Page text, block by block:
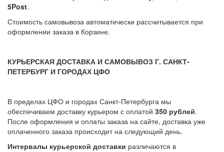
5Post.
Стоимость самовывоза автоматически рассчитывается при
оформлении заказа в Корзине.
КУРЬЕРСКАЯ ДОСТАВКА И САМОВЫВОЗ Г. САНКТ-
ПЕТЕРБУРГ И ГОРОДАХ ЦФО
В пределах ЦФО и городах Санкт-Петербурга мы
обеспечиваем доставку курьером с оплатой 350 рублей.
После оформления и оплаты заказа на сайте, доставка уже
оплаченного заказа происходит на следующий день.
Интервалы курьерской доставки различаются в